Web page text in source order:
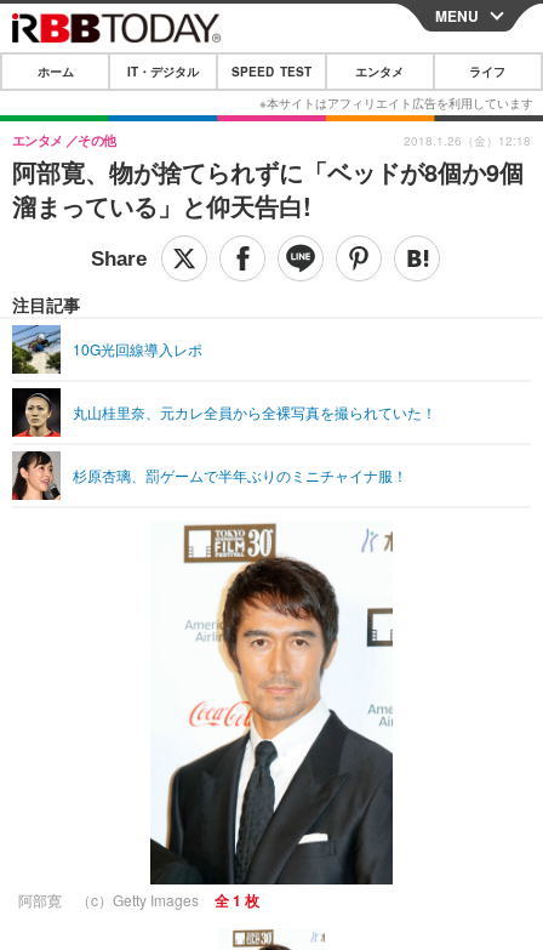
CLOSE
ホーム
IT・デジタル
IT・デジタルTOP スマートフォン
ショッピング その他
SPEED TEST
エンタメTOP 映画・ドラマ
グラビア ブログ
ショッピング その他
ライフTOP
リリース一覧
プッシュ通知の停止方法
MENU
ホーム IT・デジタル SPEED TEST エンタメ ライフ
阿部寛、物が捨てられずに「ベッドが8個か9個
溜まっている」と仰天告白!
エンタメ その他
注目記事
10G光回線導入レポ
丸山桂里奈、元カレ全員から全裸写真を撮られていた！
杉原杏璃、罰ゲームで半年ぶりのミニチャイナ服！
2018.1.26（金）12:18
阿部寛 （c）Getty Images 全 1 枚